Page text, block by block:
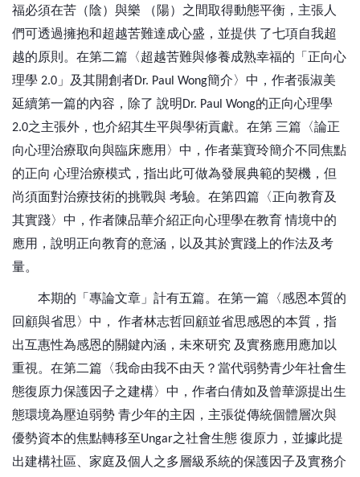
福必須在苦（陰）與樂
（陽）之間取得動態平衡，主張人
們可透過擁抱和超越苦難達成心盛，並提供 了七項自我超
越的原則。在第二篇〈超越苦難與修養成熟幸福的「正向心
理學 2.0 」及其開創者Dr. Paul Wong簡介〉中，作者張淑美
延續第一篇的內容，除了 說明 Dr. Paul Wong的正向心理學
2.0之主張外，也介紹其生平與學術貢獻。在第 三篇〈論正
向心理治療取向與臨床應用〉中，作者葉寶玲簡介不同焦點
的正向 心理治療模式，指出此可做為發展典範的契機，但
尚須面對治療技術的挑戰與 考驗。在第四篇〈正向教育及
其實踐〉中，作者陳品華介紹正向心理學在教育 情境中的
應用，說明正向教育的意涵，以及其於實踐上的作法及考
量。
本期的「專論文章」計有五篇。在第一篇〈感恩本質的
回顧與省思〉中，
作者林志哲回顧並省思感恩的本質，指
出互惠性為感恩的關鍵內涵，未來研究 及實務應用應加以
重視。在第二篇〈我命由我不由天？當代弱勢青少年社會生
態復原力保護因子之建構〉中，作者白倩如及曾華源提出生
態環境為壓迫弱勢 青少年的主因，主張從傳統個體層次與
優勢資本的焦點轉移至Ungar之社會生態 復原力，並據此提
出建構社區、家庭及個人之多層級系統的保護因子及實務介